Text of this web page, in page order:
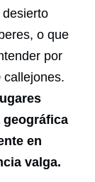
o que
por
callejones.
en
valga.